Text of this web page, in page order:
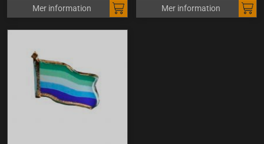
Mer information Mer information